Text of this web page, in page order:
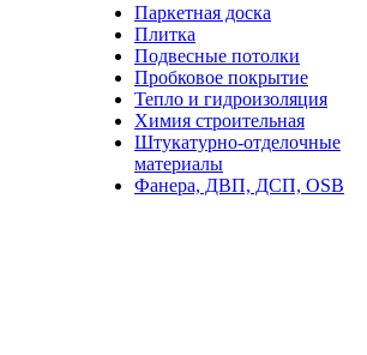
Паркетная доска
Плитка
Подвесные потолки
Пробковое покрытие
Тепло и гидроизоляция
Химия строительная
Штукатурно-отделочные
материалы
Фанера, ДВП, ДСП, OSB